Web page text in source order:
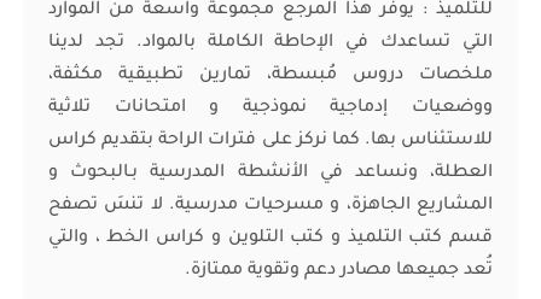
للتلميذ : يوفر هذا المرجع مجموعة واسعة من الموارد
التي تساعدك في الإحاطة الكاملة بالمواد. تجد لدينا
ملخصات دروس مُبسطة، تمارين تطبيقية مكثفة،
ووضعيات إدماجية نموذجية و امتحانات تلاثية
للاستئناس بها. كما نركز على فترات الراحة بتقديم كراس
العطلة، ونساعد في الأنشطة المدرسية بـالبحوث و
المشاريع الجاهزة، و مسرحيات مدرسية. لا تنسَ تصفح
قسم كتب التلميذ و كتب التلوين و كراس الخط ، والتي
تُعد جميعها مصادر دعم وتقوية ممتازة.